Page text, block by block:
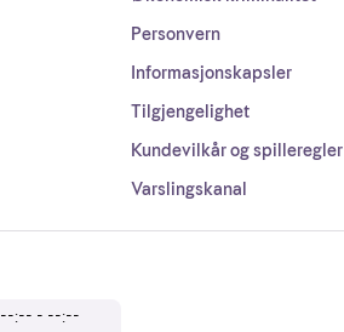
Personvern
Informasjonskapsler
Tilgjengelighet
Kundevilkår og spilleregler
Varslingskanal
--:-- - --:--